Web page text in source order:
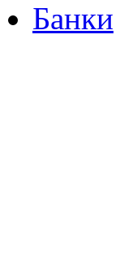
Банки